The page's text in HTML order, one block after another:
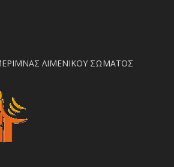
ΛΙΜΕΝΙΚΟΥ ΣΩΜΑΤΟΣ